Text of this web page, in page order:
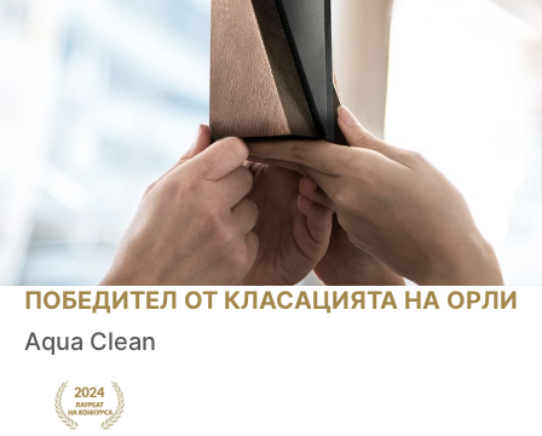
ПОБЕДИТЕЛ ОТ КЛАСАЦИЯТА НА ОРЛИ
Aqua Clean